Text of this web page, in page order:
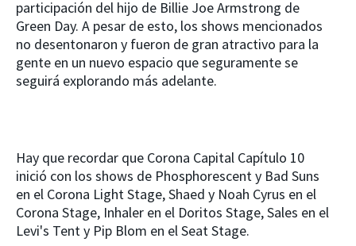
participación del hijo de Billie Joe Armstrong de
Green Day. A pesar de esto, los shows mencionados
no desentonaron y fueron de gran atractivo para la
gente en un nuevo espacio que seguramente se
seguirá explorando más adelante.
Hay que recordar que Corona Capital Capítulo 10
inició con los shows de Phosphorescent y Bad Suns
en el Corona Light Stage, Shaed y Noah Cyrus en el
Corona Stage, Inhaler en el Doritos Stage, Sales en el
Levi's Tent y Pip Blom en el Seat Stage.